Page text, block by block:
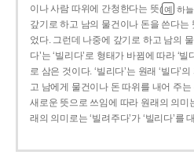
이나 사람 따위에 간청한다는 뜻( 예 하
갚기로 하고 남의 물건이나 돈을 쓴다는
었다. 그런데 나중에 갚기로 하고 남의
다’는 ‘빌리다’로 형태가 바뀜에 따라 ‘빌
로 삼은 것이다. ‘빌리다’는 원래 ‘빌다’
고 남에게 물건이나 돈 따위를 내어 주
새로운 뜻으로 쓰임에 따라 원래의 의미
래의 의미로는 ‘빌려주다’가 ‘빌리다’를